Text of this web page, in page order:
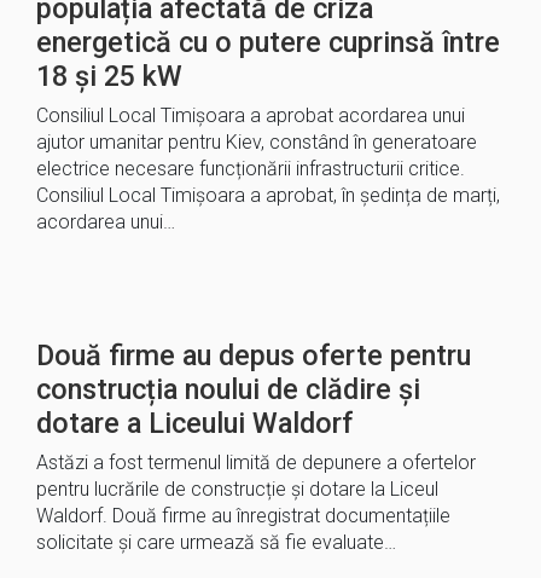
populația afectată de criza
energetică cu o putere cuprinsă între
18 și 25 kW
Consiliul Local Timișoara a aprobat acordarea unui
ajutor umanitar pentru Kiev, constând în generatoare
electrice necesare funcționării infrastructurii critice.
Consiliul Local Timișoara a aprobat, în ședința de marți,
acordarea unui…
Două firme au depus oferte pentru
construcția noului de clădire și
dotare a Liceului Waldorf
Astăzi a fost termenul limită de depunere a ofertelor
pentru lucrările de construcție și dotare la Liceul
Waldorf. Două firme au înregistrat documentațiile
solicitate și care urmează să fie evaluate…